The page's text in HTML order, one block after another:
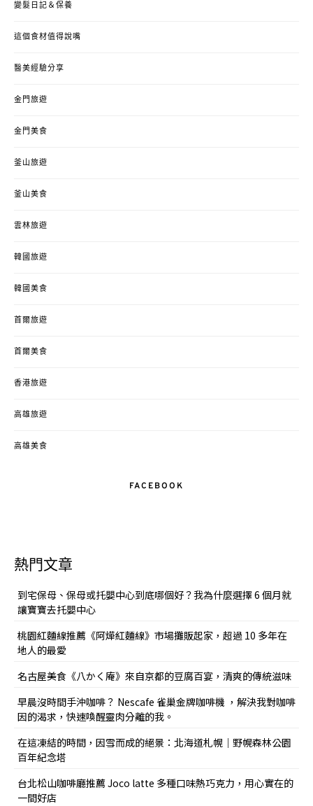
變髮日記＆保養
這個食材值得說嘴
醫美經驗分享
金門旅遊
金門美食
釜山旅遊
釜山美食
雲林旅遊
韓國旅遊
韓國美食
首爾旅遊
首爾美食
香港旅遊
高雄旅遊
高雄美食
FACEBOOK
熱門文章
到宅保母、保母或托嬰中心到底哪個好？我為什麼選擇 6 個月就
讓寶寶去托嬰中心
桃園紅麵線推薦《阿燁紅麵線》市場攤販起家，超過 10 多年在
地人的最愛
名古屋美食《八かく庵》來自京都的豆腐百宴，清爽的傳統滋味
早晨沒時間手沖咖啡？ Nescafe 雀巢金牌咖啡機 ，解決我對咖啡
因的渴求，快速喚醒靈肉分離的我。
在這凍結的時間，因雪而成的絕景：北海道札幌｜野幌森林公園
百年紀念塔
台北松山咖啡廳推薦 Joco latte 多種口味熱巧克力，用心實在的
一間好店